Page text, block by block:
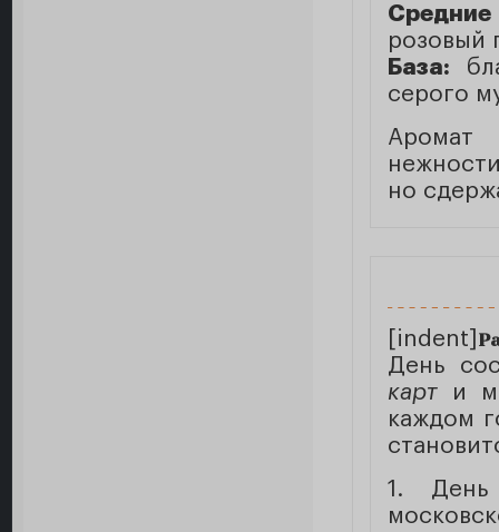
розовый
База:
серого
Аромат
но
[indent]
День
карт и
каждом
1.